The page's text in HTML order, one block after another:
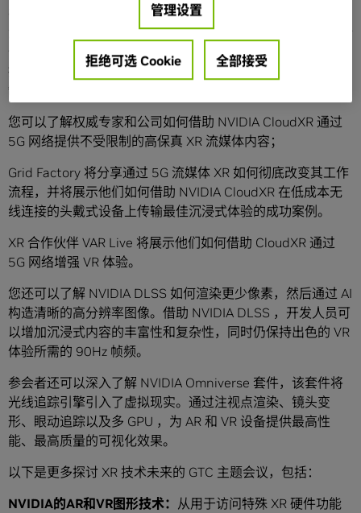
在 10 月 5 日至 9 日举办的线上 GTC 上，我们将展示增强、
混合和虚拟现实（统称为 XR ）的最新进展和功能。客户和合
作伙伴将展示他们如何借助 NVIDIA 技术创建和应用高质量虚
拟体验，以及流媒体内容如何成为跨行业工作流程中不可或
缺的一部分。
您可以了解权威专家和公司如何借助 NVIDIA CloudXR 通过
5G 网络提供不受限制的高保真 XR 流媒体内容；
Grid Factory 将分享通过 5G 流媒体 XR 如何彻底改变其工作
流程，并将展示他们如何借助 NVIDIA CloudXR 在低成本无
线连接的头戴式设备上传输最佳沉浸式体验的成功案例。
XR 合作伙伴 VAR Live 将展示他们如何借助 CloudXR 通过
5G 网络增强 VR 体验。
您还可以了解 NVIDIA DLSS 如何渲染更少像素，然后通过 AI
构造清晰的高分辨率图像。借助 NVIDIA DLSS ，开发人员可
以增加沉浸式内容的丰富性和复杂性，同时仍保持出色的 VR
体验所需的 90Hz 帧频。
参会者还可以深入了解 NVIDIA Omniverse 套件，该套件将
光线追踪引擎引入了虚拟现实。通过注视点渲染、镜头变
形、眼动追踪以及多 GPU ，为 AR 和 VR 设备提供最高性
能、最高质量的可视化效果。
以下是更多探讨 XR 技术未来的 GTC 主题会议，包括：
NVIDIA的AR和VR图形技术： 从用于访问特殊 XR 硬件功能
管理设置
拒绝可选 Cookie 全部接受